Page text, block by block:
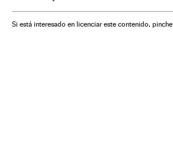
Cultura
Si está interesado en licenciar este contenido, pinche